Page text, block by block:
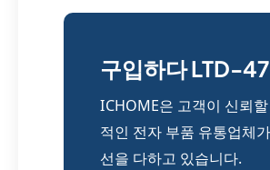
구입하다 LTD-
ICHOME은 고객이 신뢰
적인 전자 부품 유통업체
선을 다하고 있습니다.